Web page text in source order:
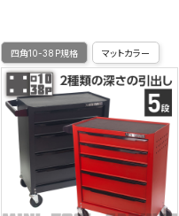
四角10-38P規格 マットカラー